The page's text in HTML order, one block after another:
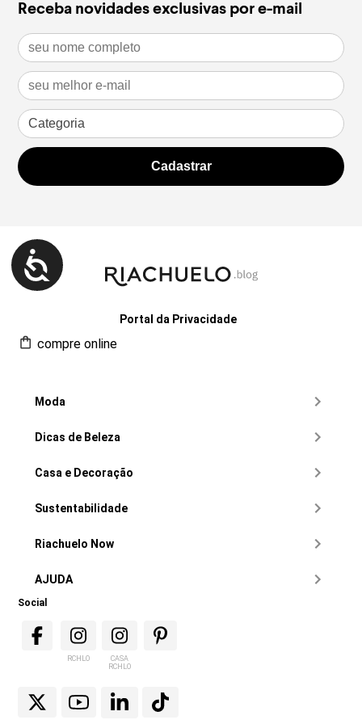
Receba novidades exclusivas por e-mail
Portal da Privacidade
compre online
Moda
Dicas de Beleza
Casa e Decoração
Sustentabilidade
Riachuelo Now
AJUDA
Social
RCHLO
CASA
RCHLO